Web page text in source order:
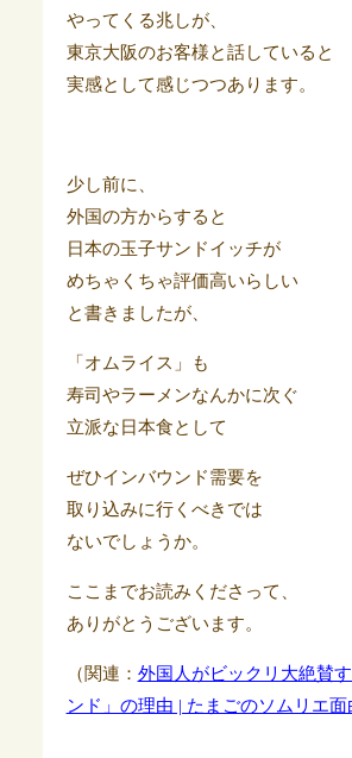
やってくる兆しが、
東京大阪のお客様と話していると
実感として感じつつあります。
少し前に、
外国の方からすると
日本の玉子サンドイッチが
めちゃくちゃ評価高いらしい
と書きましたが、
「オムライス」も
寿司やラーメンなんかに次ぐ
立派な日本食として
ぜひインバウンド需要を
取り込みに行くべきでは
ないでしょうか。
ここまでお読みくださって、
ありがとうございます。
（関連： 外国人がビックリ大絶賛
ンド」の理由 | たまごのソムリエ面